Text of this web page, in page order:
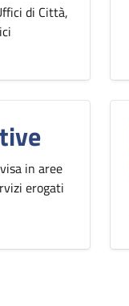
di Città,
in aree
erogati